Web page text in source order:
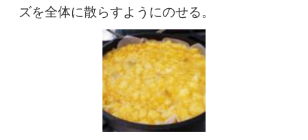
ズを全体に散らすようにのせる。